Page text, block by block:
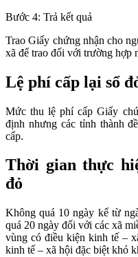
Bước 4: Trả kết quả
Trao Giấy chứng nhận cho
xã để trao đối với trường hợp
Lệ phí cấp lại sổ
Mức thu lệ phí cấp Giấy
định nhưng các tỉnh thành
cấp.
Thời gian thực
đỏ
Không quá 10 ngày kể từ
quá 20 ngày đối với các xã
vùng có điều kiện kinh tế –
kinh tế – xã hội đặc biệt khó